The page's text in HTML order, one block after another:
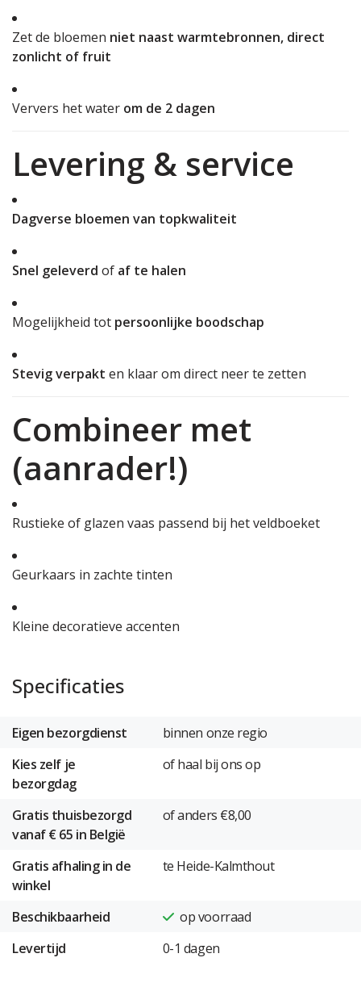
Zet de bloemen niet naast warmtebronnen, direct
zonlicht of fruit
Ververs het water om de 2 dagen
Levering & service
Dagverse bloemen van topkwaliteit
Snel geleverd of af te halen
Mogelijkheid tot persoonlijke boodschap
Stevig verpakt en klaar om direct neer te zetten
Combineer met
(aanrader!)
Rustieke of glazen vaas passend bij het veldboeket
Geurkaars in zachte tinten
Kleine decoratieve accenten
Specificaties
Eigen bezorgdienst
binnen onze regio
Kies zelf je
bezorgdag
of haal bij ons op
Gratis thuisbezorgd
vanaf € 65 in België
of anders €8,00
Gratis afhaling in de
winkel
te Heide-Kalmthout
Beschikbaarheid
op voorraad
Levertijd
0-1 dagen